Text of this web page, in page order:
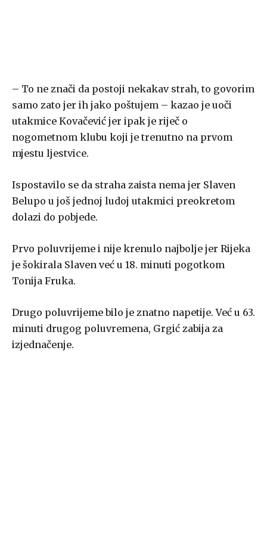
– To ne znači da postoji nekakav strah, to govorim
samo zato jer ih jako poštujem – kazao je uoči
utakmice Kovačević jer ipak je riječ o
nogometnom klubu koji je trenutno na prvom
mjestu ljestvice.
Ispostavilo se da straha zaista nema jer Slaven
Belupo u još jednoj ludoj utakmici preokretom
dolazi do pobjede.
Prvo poluvrijeme i nije krenulo najbolje jer Rijeka
je šokirala Slaven već u 18. minuti pogotkom
Tonija Fruka.
Drugo poluvrijeme bilo je znatno napetije. Već u 63.
minuti drugog poluvremena, Grgić zabija za
izjednačenje.